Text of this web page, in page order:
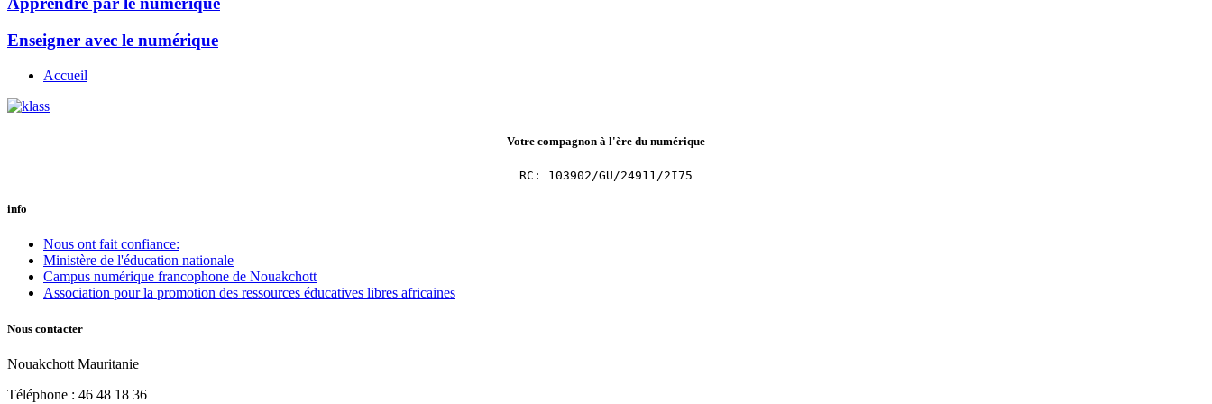
Enseigner avec le numérique
Accueil
Votre compagnon à l'ère du numérique
RC: 103902/GU/24911/2I75
info
Nous ont fait confiance:
Ministère de l'éducation nationale
Campus numérique francophone de Nouakchott
Association pour la promotion des ressources éducatives libres africaines
Nous contacter
Nouakchott Mauritanie
Téléphone : 46 48 18 36